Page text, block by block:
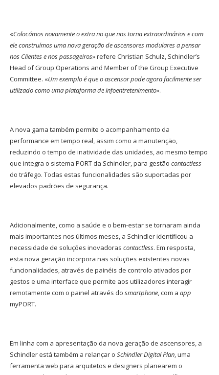
«Colocámos novamente o extra no que nos torna extraordinários e com
ele construímos uma nova geração de ascensores modulares a pensar
nos Clientes e nos passageiros» refere Christian Schulz, Schindler’s
Head of Group Operations and Member of the Group Executive
Committee. «Um exemplo é que o ascensor pode agora facilmente ser
utilizado como uma plataforma de infoentretenimento».
A nova gama também permite o acompanhamento da
performance em tempo real, assim como a manutenção,
reduzindo o tempo de inatividade das unidades, ao mesmo tempo
que integra o sistema PORT da Schindler, para gestão contactless
do tráfego. Todas estas funcionalidades são suportadas por
elevados padrões de segurança.
Adicionalmente, como a saúde e o bem-estar se tornaram ainda
mais importantes nos últimos meses, a Schindler identificou a
necessidade de soluções inovadoras contactless. Em resposta,
esta nova geração incorpora nas soluções existentes novas
funcionalidades, através de painéis de controlo ativados por
gestos e uma interface que permite aos utilizadores interagir
remotamente com o painel através do smartphone, com a app
myPORT.
Em linha com a apresentação da nova geração de ascensores, a
Schindler está também a relançar o Schindler Digital Plan, uma
ferramenta web para arquitetos e designers planearem o